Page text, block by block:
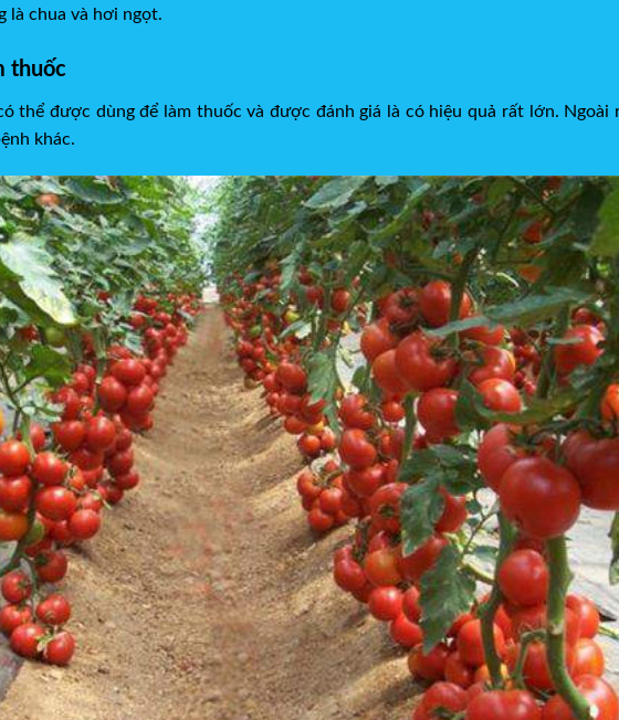
là chua và hơi ngọt.
thuốc
thể được dùng để làm thuốc và được đánh giá là có hiệu quả rất lớn. Ngoài
khác.